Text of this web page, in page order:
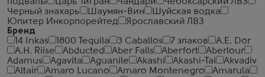
Черный знахарь
Шаумян-Вин
Шуйская водка
Юпитер Инкорпорейтед
Ярославский ЛВЗ
Бренд
14 Inkas
1800 Tequila 3 Caballos 7 злаков
A.E. Dor
A.H. Riise
Abducted Aber Falls Aberfort
Aberlour
Adamus
Agavita Aguanile Akashi Akashi-Tai
Akvadiv
Altair
Amaro Lucano Amaro Montenegro
Amarula